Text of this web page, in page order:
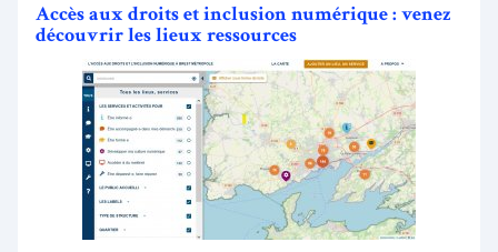
Accès aux droits et inclusion numérique : venez
découvrir les lieux ressources